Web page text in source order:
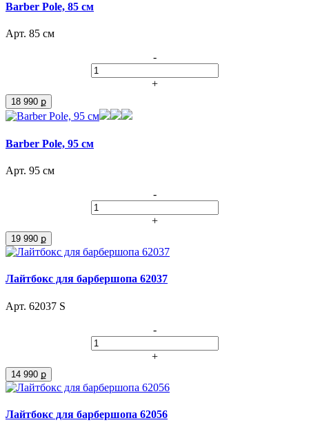
Barber Pole, 85 см
Арт. 85 см
-
+
18 990 ք
Barber Pole, 95 см
Арт. 95 см
-
+
19 990 ք
Лайтбокс для барбершопа 62037
Арт. 62037 S
-
+
14 990 ք
Лайтбокс для барбершопа 62056